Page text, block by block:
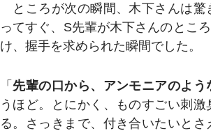
ところが次の瞬間、木下さんは驚
ってすぐ、S先輩が木下さんのとこ
け、握手を求められた瞬間でした。
「 先輩の口から、アンモニアのよ
うほど。とにかく、ものすごい刺
る。さっきまで、付き合いたいと